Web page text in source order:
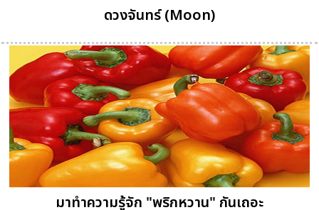
ดวงจันทร์ (Moon)
มาทำความรู้จัก "พริกหวาน" กันเถอะ